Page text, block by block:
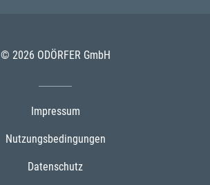
© 2026 ODÖRFER GmbH
Impressum
Nutzungsbedingungen
Datenschutz